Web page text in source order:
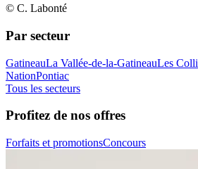
© C. Labonté
Par secteur
GatineauLa Vallée-de-la-GatineauLes
NationPontiac
Tous les secteurs
Profitez de nos offres
Forfaits et promotionsConcours